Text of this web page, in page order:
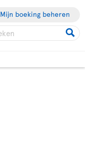
Mijn boeking beheren